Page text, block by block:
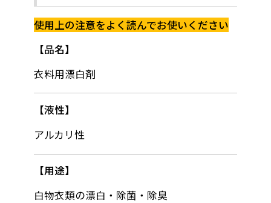
使用上の注意をよく読んでお使いください
品名
衣料用漂白剤
液性
アルカリ性
用途
白物衣類の漂白・除菌・除臭